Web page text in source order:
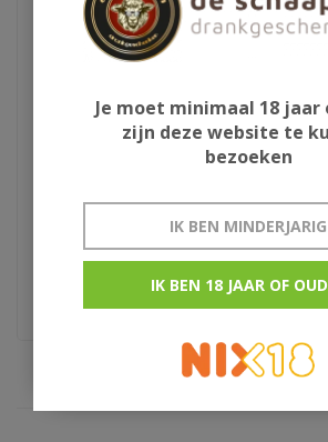
€82,50
WK499 2nd edition Limited
Je moet minimaal 18 jaar
zijn deze website te
bezoeken
IK BEN MINDERJARIG
IK BEN 18 JAAR OF